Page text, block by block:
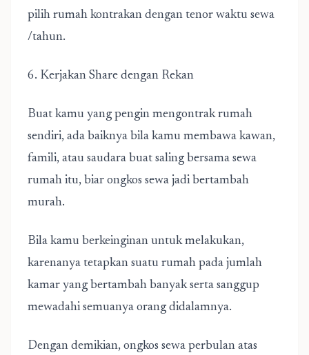
pilih rumah kontrakan dengan tenor waktu sewa
/tahun.
6. Kerjakan Share dengan Rekan
Buat kamu yang pengin mengontrak rumah
sendiri, ada baiknya bila kamu membawa kawan,
famili, atau saudara buat saling bersama sewa
rumah itu, biar ongkos sewa jadi bertambah
murah.
Bila kamu berkeinginan untuk melakukan,
karenanya tetapkan suatu rumah pada jumlah
kamar yang bertambah banyak serta sanggup
mewadahi semuanya orang didalamnya.
Dengan demikian, ongkos sewa perbulan atas